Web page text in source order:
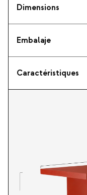
Dimensions
Embalaje
Caractéristiques